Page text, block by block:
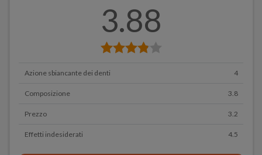
3.88
Azione sbiancante dei denti 4
Composizione 3.8
Prezzo 3.2
Effetti indesiderati 4.5